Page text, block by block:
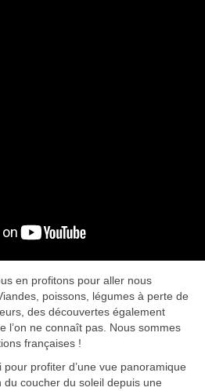
en profitons pour aller nous
poissons, légumes à perte de
des découvertes également
l’on ne connaît pas. Nous sommes
françaises !
profiter d’une vue panoramique
coucher du soleil depuis une